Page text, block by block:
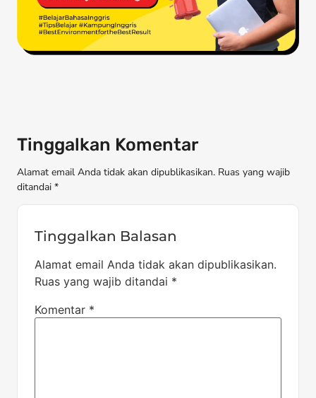
Tinggalkan Komentar
Alamat email Anda tidak akan dipublikasikan. Ruas yang wajib
ditandai *
Tinggalkan Balasan
Alamat email Anda tidak akan dipublikasikan.
Ruas yang wajib ditandai *
Komentar *